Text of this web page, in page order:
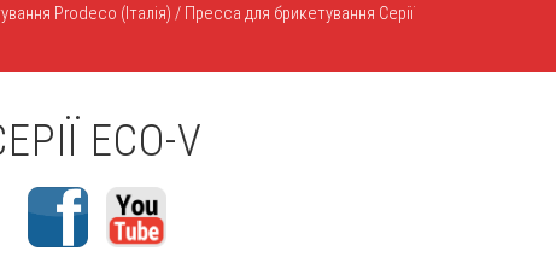
Prodeco (Італія) / Пресса для брикетування Серії
ECO-V